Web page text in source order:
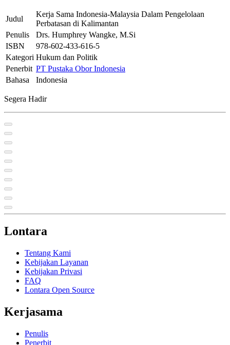
Judul
Kerja Sama Indonesia-Malaysia Dalam Pengelolaan
Perbatasan di Kalimantan
Penulis
Drs. Humphrey Wangke, M.Si
ISBN
978-602-433-616-5
Kategori Hukum dan Politik
Penerbit PT Pustaka Obor Indonesia
Bahasa
Indonesia
Segera Hadir
Lontara
Tentang Kami
Kebijakan Layanan
Kebijakan Privasi
FAQ
Lontara Open Source
Kerjasama
Penulis
Penerbit